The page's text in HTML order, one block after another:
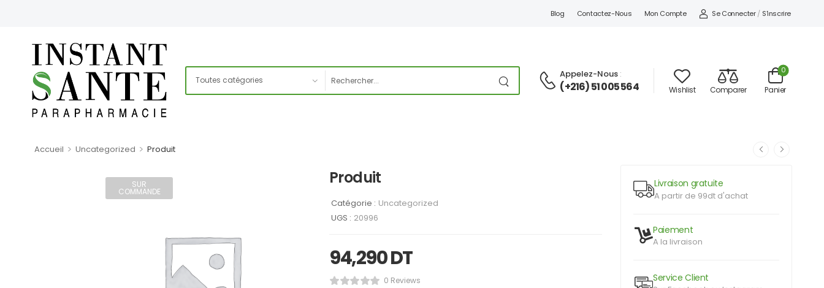
Blog Contactez-Nous Mon Compte Se Connecter / S'inscrire
Appelez-Nous :
(+216) 51 005 564 Wishlist Comparer Panier
0
Accueil > Uncategorized > Produit
Livraison gratuite
A partir de 99dt d'achat
Paiement
A la livraison
Service Client
SUR
COMMANDE
Produit
Catégorie : Uncategorized
UGS : 20996
94,290DT
0 Reviews